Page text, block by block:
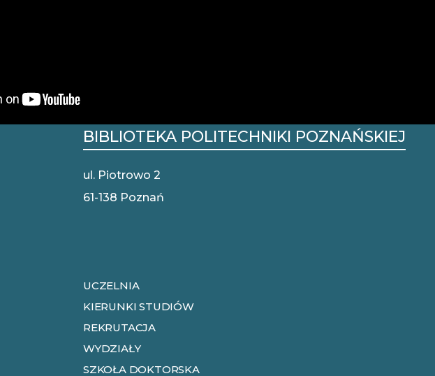
BIBLIOTEKA POLITECHNIKI POZNAŃSKIEJ
ul. Piotrowo 2
61-138 Poznań
UCZELNIA
KIERUNKI STUDIÓW
REKRUTACJA
WYDZIAŁY
SZKOŁA DOKTORSKA